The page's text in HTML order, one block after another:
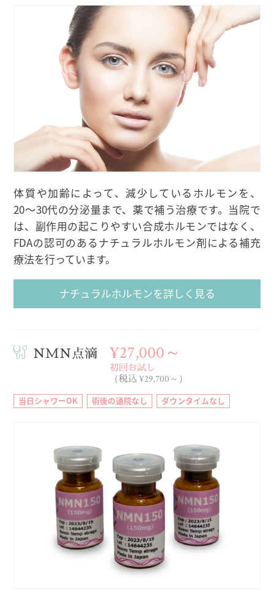
体質や加齢によって、減少しているホルモンを、
20〜30代の分泌量まで、薬で補う治療です。当院で
は、副作用の起こりやすい合成ホルモンではなく、
FDAの認可のあるナチュラルホルモン剤による補充
療法を行っています。
ナチュラルホルモンを詳しく見る
NMN点滴 ¥27,000～
初回お試し
（税込 ¥29,700～）
当日シャワーOK 術後の通院なし ダウンタイムなし